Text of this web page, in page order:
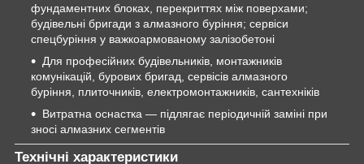
фундаментних блоках, перекриттях між поверхами;
будівельні бригади з алмазного буріння; сервіси
спецбуріння у важкоармованому залізобетоні
Для професійних будівельників, монтажників
комунікацій, бурових бригад, сервісів алмазного
буріння, плиточників, електромонтажників, сантехніків
Витратна оснастка — підлягає періодичній заміні при
зносі алмазних сегментів
Технічні характеристики